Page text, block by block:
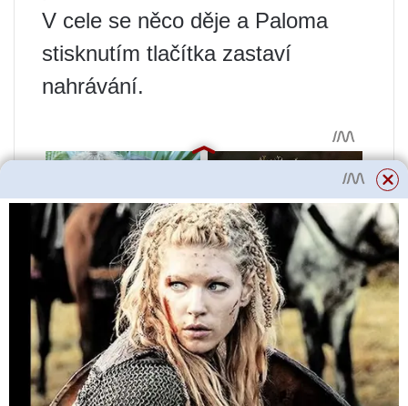
V cele se něco děje a Paloma
stisknutím tlačítka zastaví
nahrávání.